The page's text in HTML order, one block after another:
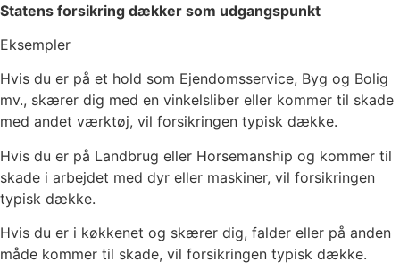
Statens forsikring dækker som udgangspunkt
Eksempler
Hvis du er på et hold som Ejendomsservice, Byg og Bolig
mv., skærer dig med en vinkelsliber eller kommer til skade
med andet værktøj, vil forsikringen typisk dække.​
Hvis du er på Landbrug eller Horsemanship og kommer til
skade i arbejdet med dyr eller maskiner, vil forsikringen
typisk dække.
Hvis du er i køkkenet og skærer dig, falder eller på anden
måde kommer til skade, vil forsikringen typisk dække.